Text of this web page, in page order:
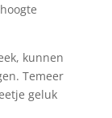
kunnen
Temeer
geluk